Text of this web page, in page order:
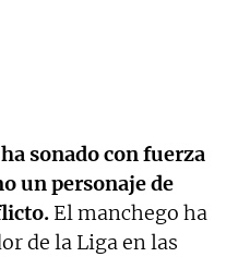
sonado con fuerza
un personaje de
El manchego ha
de la Liga en las